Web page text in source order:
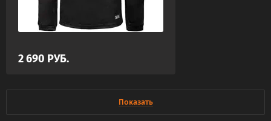
2 690 РУБ.
Показать